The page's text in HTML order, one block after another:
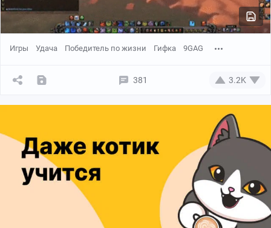
Игры Удача Победитель по жизни Гифка 9GAG
381 3.2K